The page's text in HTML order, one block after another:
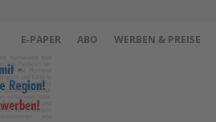
E-PAPER ABO WERBEN & PREISE